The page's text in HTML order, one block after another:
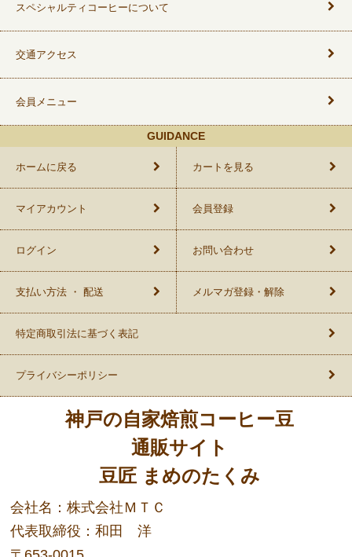
スペシャルティコーヒーについて
交通アクセス
会員メニュー
GUIDANCE
ホームに戻る カートを見る
マイアカウント 会員登録
ログイン お問い合わせ
支払い方法 ・ 配送 メルマガ登録・解除
特定商取引法に基づく表記
プライバシーポリシー
神戸の自家焙煎コーヒー豆
通販サイト
豆匠 まめのたくみ
会社名：株式会社ＭＴＣ
代表取締役：和田 洋